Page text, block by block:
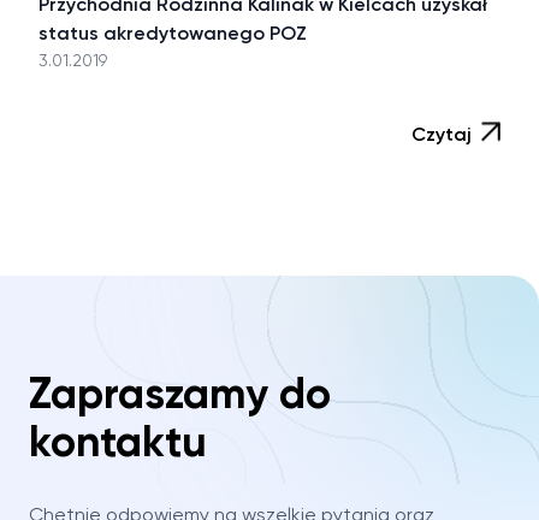
Przychodnia Rodzinna Kalinak w Kielcach uzyskał
status akredytowanego POZ
3.01.2019
Czytaj
Zapraszamy do
kontaktu